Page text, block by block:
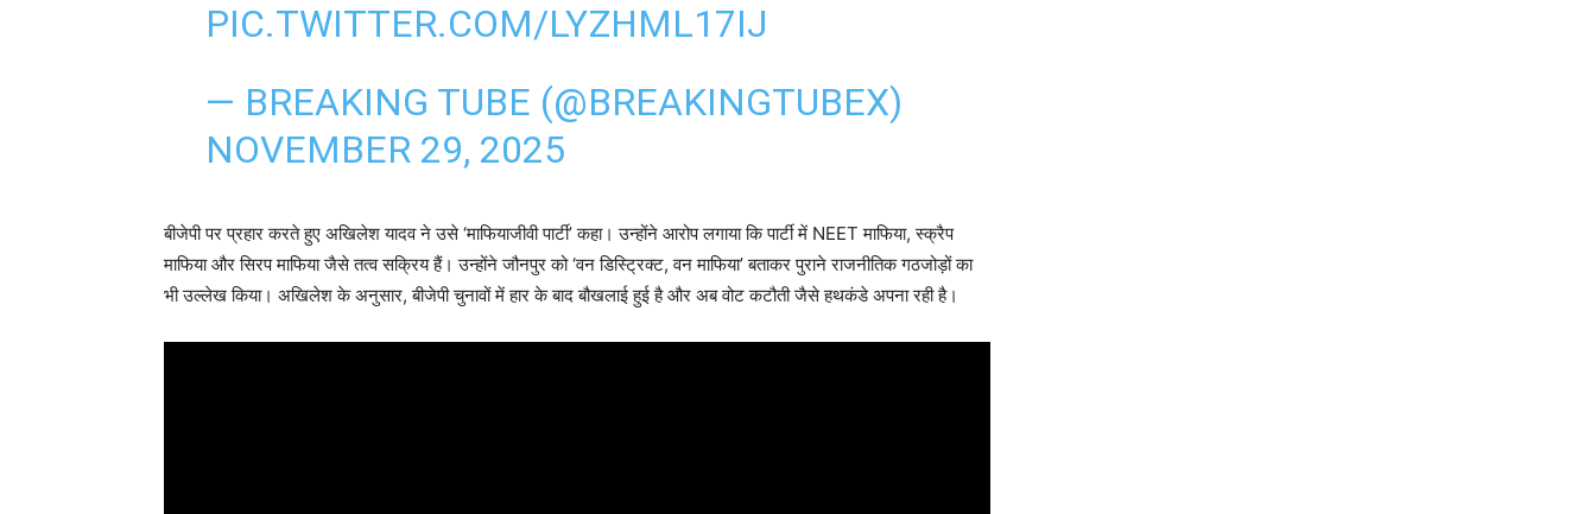
PIC.TWITTER.COM/LYZHML17IJ
— BREAKING TUBE (@BREAKINGTUBEX)
NOVEMBER 29, 2025
बीजेपी पर प्रहार करते हुए अखिलेश यादव ने उसे ‘माफियाजीवीपार्टी’ कहा। उन्होंने आरोप लगाया कि पार्टी में NEETमाफिया,स्क्रैप
माफिया औरसिरपमाफिया जैसे तत्व सक्रिय हैं। उन्होंनेजौनपुरको ‘वन डिस्ट्रिक्ट, वन माफिया’ बताकर पुराने राजनीतिक गठजोड़ों का
भी उल्लेख किया। अखिलेश के अनुसार, बीजेपी चुनावों में हार के बाद बौखलाई हुई है और अब वोट कटौती जैसे हथकंडे अपना रही है।